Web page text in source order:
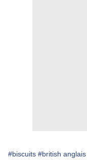
#biscuits #british anglais